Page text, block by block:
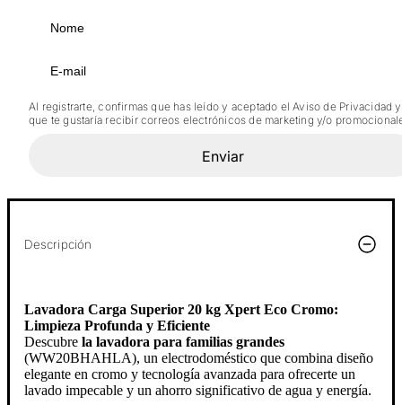
Al registrarte, confirmas que has leído y aceptado el Aviso de Privacidad y
que te gustaría recibir correos electrónicos de marketing y/o
Enviar
Descripción
Lavadora Carga Superior 20 kg Xpert Eco Cromo:
Limpieza Profunda y Eficiente
Descubre la lavadora para familias grandes
(WW20BHAHLA), un electrodoméstico que combina diseño
elegante en cromo y tecnología avanzada para ofrecerte un
lavado impecable y un ahorro significativo de agua y energía.